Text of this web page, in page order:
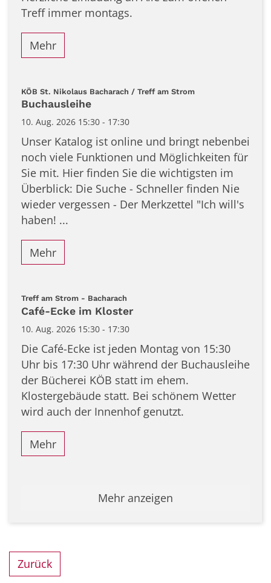
Treff immer montags.
Mehr
KÖB St. Nikolaus Bacharach / Treff am Strom:
Buchausleihe
10. Aug. 2026 15:30 - 17:30
Unser Katalog ist online und bringt nebenbei
noch viele Funktionen und Möglichkeiten für
Sie mit. Hier finden Sie die wichtigsten im
Überblick: Die Suche - Schneller finden Nie
wieder vergessen - Der Merkzettel "Ich will's
haben! ...
Mehr
Treff am Strom - Bacharach
Café-Ecke im Kloster
10. Aug. 2026 15:30 - 17:30
Die Café-Ecke ist jeden Montag von 15:30
Uhr bis 17:30 Uhr während der Buchausleihe
der Bücherei KÖB statt im ehem.
Klostergebäude statt. Bei schönem Wetter
wird auch der Innenhof genutzt.
Mehr
Mehr anzeigen
Zurück